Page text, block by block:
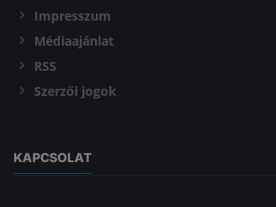
Impresszum
Médiaajánlat
RSS
Szerzői jogok
KAPCSOLAT